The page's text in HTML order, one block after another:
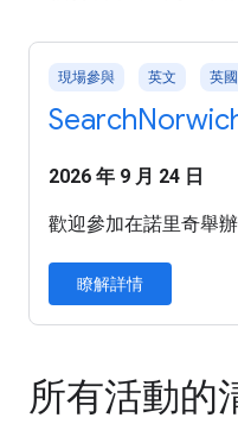
現場參與 英文 英
2026 年 9 月 24 日
歡迎參加在諾里奇舉
瞭解詳情
所有活動的